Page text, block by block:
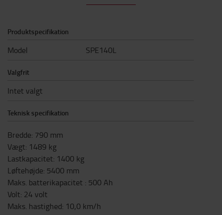
Produktspecifikation
Model SPE140L
Valgfrit
Intet valgt
Teknisk specifikation
Bredde: 790 mm
Vægt: 1489 kg
Lastkapacitet: 1400 kg
Løftehøjde: 5400 mm
Maks. batterikapacitet : 500 Ah
Volt: 24 volt
Maks. hastighed: 10,0 km/h